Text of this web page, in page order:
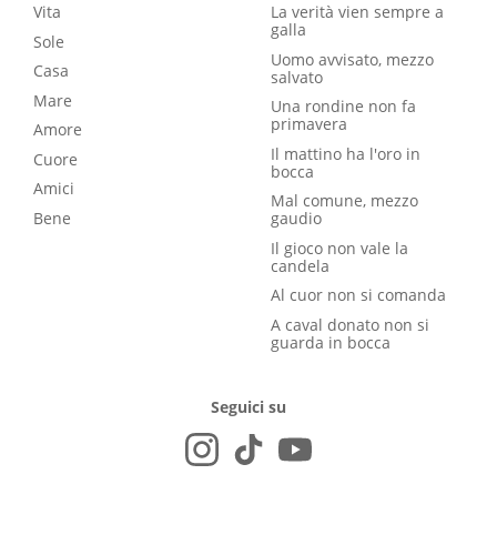
Vita
Sole
Casa
Mare
Amore
Cuore
Amici
Bene
La verità vien sempre a
galla
Uomo avvisato, mezzo
salvato
Una rondine non fa
primavera
Il mattino ha l'oro in
bocca
Mal comune, mezzo
gaudio
Il gioco non vale la
candela
Al cuor non si comanda
A caval donato non si
guarda in bocca
Seguici su